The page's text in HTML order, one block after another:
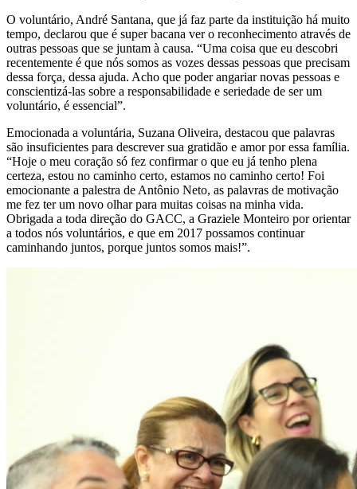
O voluntário, André Santana, que já faz parte da instituição há muito
tempo, declarou que é super bacana ver o reconhecimento através de
outras pessoas que se juntam à causa. “Uma coisa que eu descobri
recentemente é que nós somos as vozes dessas pessoas que precisam
dessa força, dessa ajuda. Acho que poder angariar novas pessoas e
conscientizá-las sobre a responsabilidade e seriedade de ser um
voluntário, é essencial”.
Emocionada a voluntária, Suzana Oliveira, destacou que palavras
são insuficientes para descrever sua gratidão e amor por essa família.
“Hoje o meu coração só fez confirmar o que eu já tenho plena
certeza, estou no caminho certo, estamos no caminho certo! Foi
emocionante a palestra de Antônio Neto, as palavras de motivação
me fez ter um novo olhar para muitas coisas na minha vida.
Obrigada a toda direção do GACC, a Graziele Monteiro por orientar
a todos nós voluntários, e que em 2017 possamos continuar
caminhando juntos, porque juntos somos mais!”.